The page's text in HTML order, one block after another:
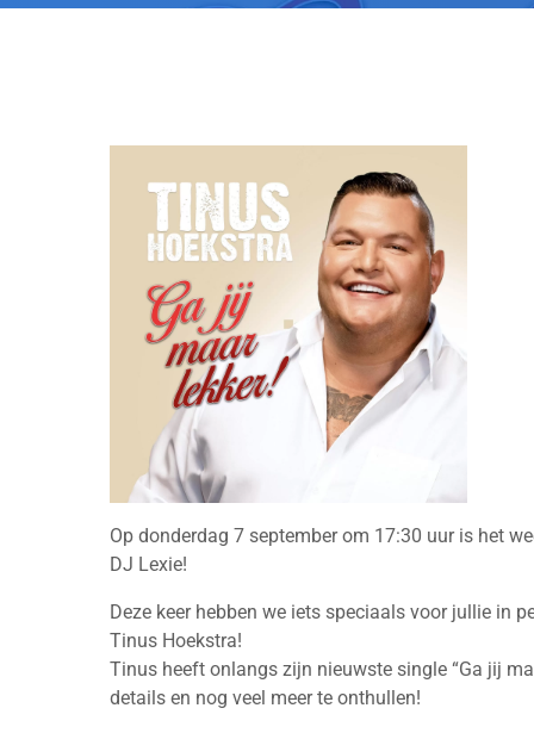
Op donderdag 7 september om 17:30 uur is het
DJ Lexie!
Deze keer hebben we iets speciaals voor jullie in
Tinus Hoekstra!
Tinus heeft onlangs zijn nieuwste single “Ga jij
details en nog veel meer te onthullen!